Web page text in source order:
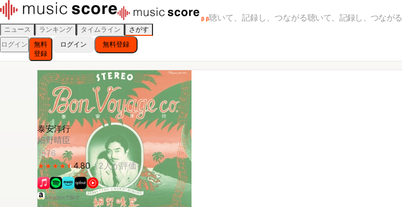
β β聴いて、記録し、つながる聴いて、記録し、つながる
ニュース ランキング タイムライン
さがす
ログイン
無料
登録
ログイン 無料登録
泰安洋行
細野晴臣
1976
★
★★
★★
★★
★★
★4.80（2 人が評価）
Amazonで探す